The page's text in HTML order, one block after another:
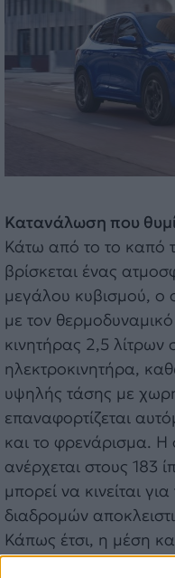
Κατανάλωση που
Κάτω από το το καπό
βρίσκεται ένας
μεγάλου κυβισμού, ο
με τον
κινητήρας 2,5 λίτρων
ηλεκτροκινητήρα,
υψηλής τάσης με
επαναφορτίζεται
και το φρενάρισμα.
ανέρχεται στους 183
μπορεί να κινείται
διαδρομών
Κάπως έτσι, η μέση
μόλις 5,3 λτ./100 χλμ.